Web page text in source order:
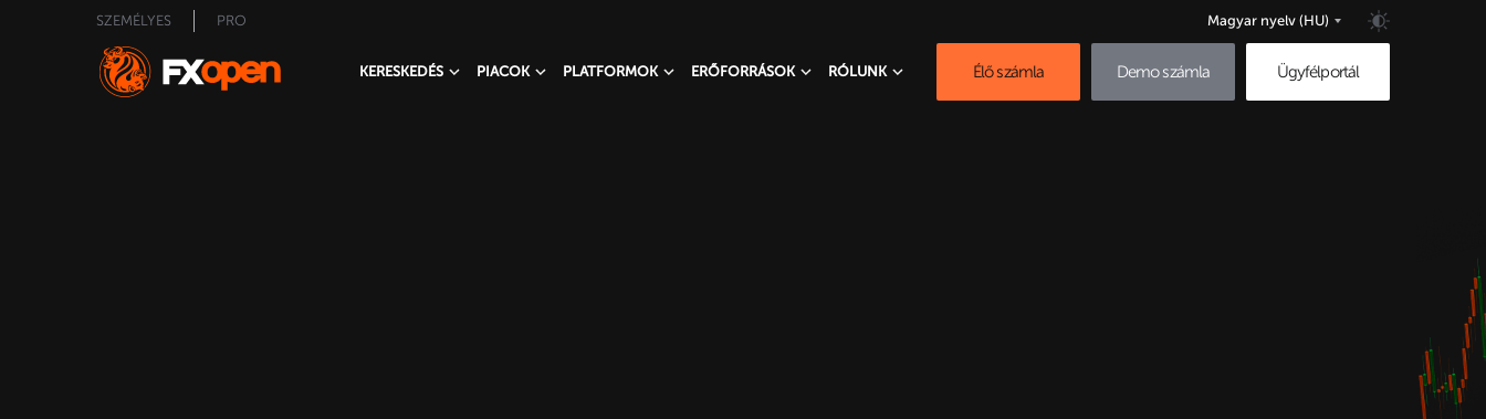
SZEMÉLYES PRO Magyar nyelv (HU)
KERESKEDÉS PIACOK PLATFORMOK ERŐFORRÁSOK RÓLUNK Élő számla Demo számla Ügyfélportál